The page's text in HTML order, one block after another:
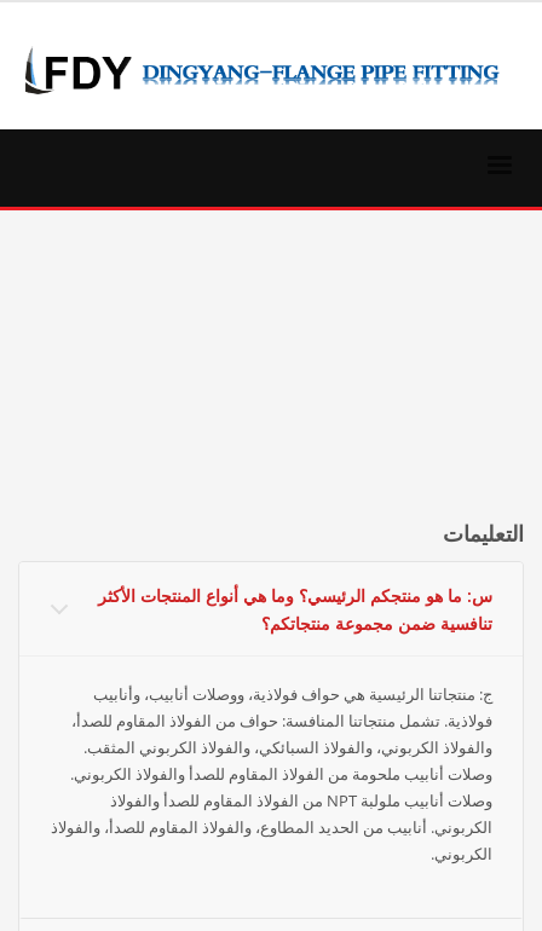
التعليمات
س: ما هو منتجكم الرئيسي؟ وما هي أنواع المنتجات الأكثر
تنافسية ضمن مجموعة منتجاتكم؟
ج: منتجاتنا الرئيسية هي حواف فولاذية، ووصلات أنابيب، وأنابيب
فولاذية. تشمل منتجاتنا المنافسة: حواف من الفولاذ المقاوم للصدأ،
والفولاذ الكربوني، والفولاذ السبائكي، والفولاذ الكربوني المثقب.
وصلات أنابيب ملحومة من الفولاذ المقاوم للصدأ والفولاذ الكربوني.
وصلات أنابيب ملولبة NPT من الفولاذ المقاوم للصدأ والفولاذ
الكربوني. أنابيب من الحديد المطاوع، والفولاذ المقاوم للصدأ، والفولاذ
الكربوني.